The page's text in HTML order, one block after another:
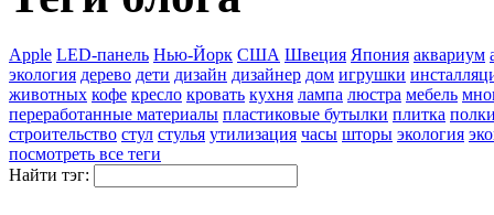
Apple LED-панель Нью-Йорк США Швеция Япония аквариум
экология дерево дети дизайн дизайнер дом игрушки
животных кофе кресло кровать кухня лампа люстра мебель
переработанные материалы пластиковые бутылки плитка
строительство стул стулья утилизация часы шторы экология
посмотреть все теги
Найти тэг: